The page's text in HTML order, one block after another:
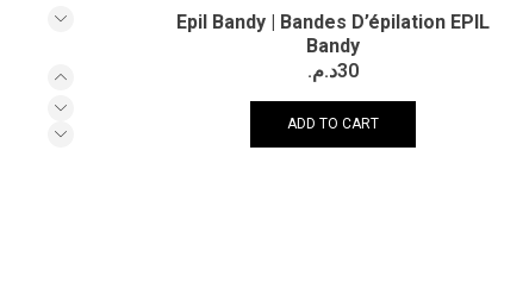
Epil Bandy | Bandes D’épilation EPIL
Bandy
30د.م.
ADD TO CART